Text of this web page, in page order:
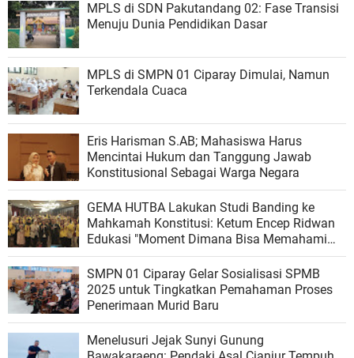
MPLS di SDN Pakutandang 02: Fase Transisi
Menuju Dunia Pendidikan Dasar
MPLS di SMPN 01 Ciparay Dimulai, Namun
Terkendala Cuaca
Eris Harisman S.AB; Mahasiswa Harus
Mencintai Hukum dan Tanggung Jawab
Konstitusional Sebagai Warga Negara
GEMA HUTBA Lakukan Studi Banding ke
Mahkamah Konstitusi: Ketum Encep Ridwan
Edukasi "Moment Dimana Bisa Memahami
Hukum Lebih Luas".
SMPN 01 Ciparay Gelar Sosialisasi SPMB
2025 untuk Tingkatkan Pemahaman Proses
Penerimaan Murid Baru
‎Menelusuri Jejak Sunyi Gunung